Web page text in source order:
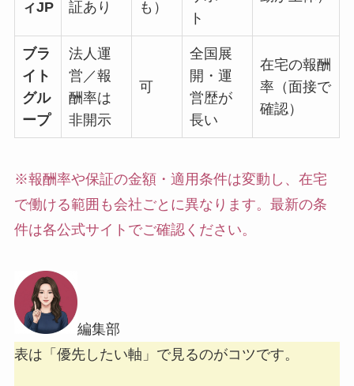
ィJP 証あり も）
ト
ブラ
イト
グル
ープ
法人運
営／報
酬率は
非開示
可
全国展
開・運
営歴が
長い
在宅の報酬
率（面接で
確認）
※報酬率や保証の金額・適用条件は変動し、在宅
で働ける範囲も会社ごとに異なります。最新の条
件は各公式サイトでご確認ください。
編集部
表は「優先したい軸」で見るのがコツです。